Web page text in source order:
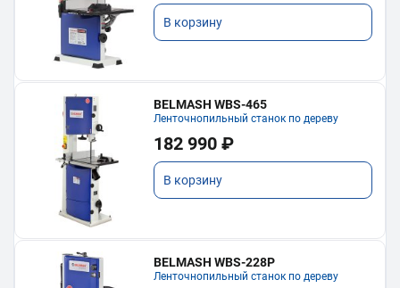
В корзину
BELMASH WBS-465
Ленточнопильный станок по дереву
182 990 ₽
В корзину
BELMASH WBS-228P
Ленточнопильный станок по дереву